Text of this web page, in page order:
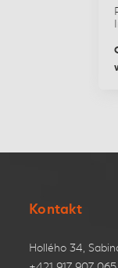
Kontakt
Hollého 34,